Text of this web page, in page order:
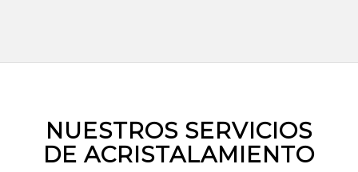
NUESTROS SERVICIOS
DE ACRISTALAMIENTO